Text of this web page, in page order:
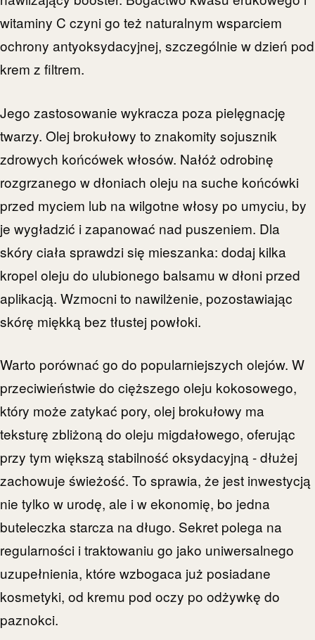
witaminy C czyni go też naturalnym wsparciem
ochrony antyoksydacyjnej, szczególnie w dzień pod
krem z filtrem.
Jego zastosowanie wykracza poza pielęgnację
twarzy. Olej brokułowy to znakomity sojusznik
zdrowych końcówek włosów. Nałóż odrobinę
rozgrzanego w dłoniach oleju na suche końcówki
przed myciem lub na wilgotne włosy po umyciu, by
je wygładzić i zapanować nad puszeniem. Dla
skóry ciała sprawdzi się mieszanka: dodaj kilka
kropel oleju do ulubionego balsamu w dłoni przed
aplikacją. Wzmocni to nawilżenie, pozostawiając
skórę miękką bez tłustej powłoki.
Warto porównać go do popularniejszych olejów. W
przeciwieństwie do cięższego oleju kokosowego,
który może zatykać pory, olej brokułowy ma
teksturę zbliżoną do oleju migdałowego, oferując
przy tym większą stabilność oksydacyjną - dłużej
zachowuje świeżość. To sprawia, że jest inwestycją
nie tylko w urodę, ale i w ekonomię, bo jedna
buteleczka starcza na długo. Sekret polega na
regularności i traktowaniu go jako uniwersalnego
uzupełnienia, które wzbogaca już posiadane
kosmetyki, od kremu pod oczy po odżywkę do
paznokci.